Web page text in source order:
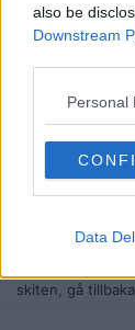
also be
Downstream
Personal
Data
Man kan
de använder
att kunna
koden. Det
sabotera dem
Hyr fan lyckas
en utbildning.
skiten, gå